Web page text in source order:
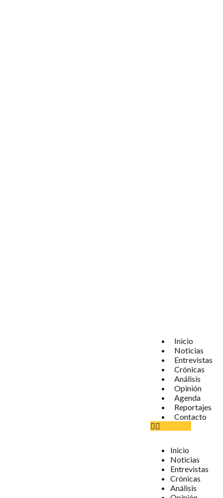
Inicio
Noticias
Entrevistas
Crónicas
Análisis
Opinión
Agenda
Reportajes
Contacto
Inicio
Noticias
Entrevistas
Crónicas
Análisis